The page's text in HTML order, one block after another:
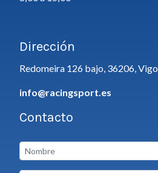
Dirección
Redomeira 126 bajo, 36206, Vigo
info@racingsport.es
Contacto